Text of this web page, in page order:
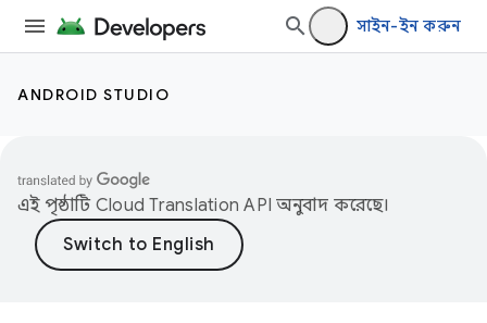
সাইন-ইন করুন
ANDROID STUDIO
এই পৃষ্ঠাটি Cloud Translation API অনুবাদ করেছে।